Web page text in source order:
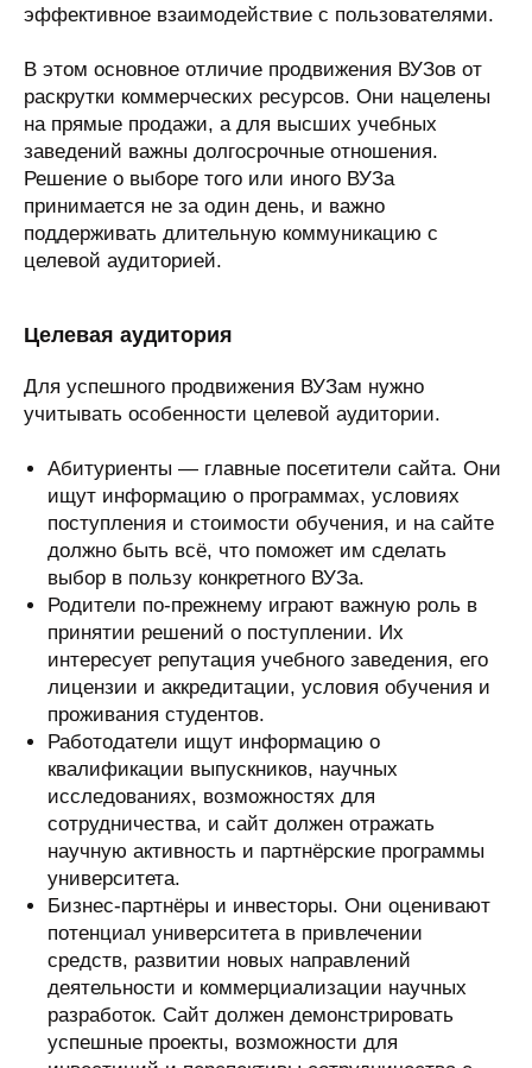
эффективное взаимодействие с пользователями.
В этом основное отличие продвижения ВУЗов от
раскрутки коммерческих ресурсов. Они нацелены
на прямые продажи, а для высших учебных
заведений важны долгосрочные отношения.
Решение о выборе того или иного ВУЗа
принимается не за один день, и важно
поддерживать длительную коммуникацию с
целевой аудиторией.
Целевая аудитория
Для успешного продвижения ВУЗам нужно
учитывать особенности целевой аудитории.
Абитуриенты — главные посетители сайта. Они
ищут информацию о программах, условиях
поступления и стоимости обучения, и на сайте
должно быть всё, что поможет им сделать
выбор в пользу конкретного ВУЗа.
Родители по-прежнему играют важную роль в
принятии решений о поступлении. Их
интересует репутация учебного заведения, его
лицензии и аккредитации, условия обучения и
проживания студентов.
Работодатели ищут информацию о
квалификации выпускников, научных
исследованиях, возможностях для
сотрудничества, и сайт должен отражать
научную активность и партнёрские программы
университета.
Бизнес-партнёры и инвесторы. Они оценивают
потенциал университета в привлечении
средств, развитии новых направлений
деятельности и коммерциализации научных
разработок. Сайт должен демонстрировать
успешные проекты, возможности для